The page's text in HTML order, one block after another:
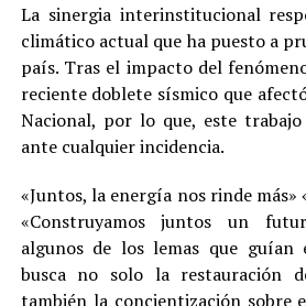
La sinergia interinstitucional
climático actual que ha puesto a
país. Tras el impacto del
reciente doblete sísmico que
Nacional, por lo que, este
ante cualquier incidencia.
«Juntos, la energía nos rinde más»
«Construyamos juntos un
algunos de los lemas que guían
busca no solo la restauración
también la concientización sobre